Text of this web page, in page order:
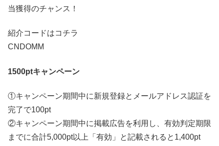
当獲得のチャンス！
紹介コードはコチラ
CNDOMM
1500ptキャンペーン
①キャンペーン期間中に新規登録とメールアドレス認証を
完了で100pt
②キャンペーン期間中に掲載広告を利用し、有効判定期限
までに合計5,000pt以上「有効」と記載されると1,400pt